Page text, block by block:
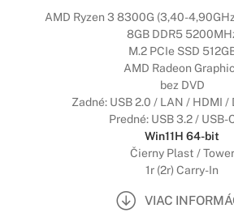
AMD Ryzen 3 8300G (3,40-
8GB DDR5
M.2 PCIe SSD
AMD Radeon
bez DVD
Zadné: USB 2.0 / LAN / HDMI
Predné: USB 3.2 / USB-
Win11H 64-bit
Čierny Plast / Tower
1r (2r) Carry-In
VIAC